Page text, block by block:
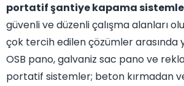
portatif şantiye kapama
güvenli ve düzenli çalışma alanları
çok tercih edilen çözümler arasında
OSB pano, galvaniz sac pano ve
portatif sistemler; beton kırmadan